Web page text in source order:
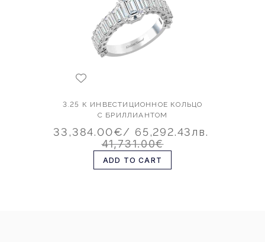
3.25 К ИНВЕСТИЦИОННОЕ КОЛЬЦО
С БРИЛЛИАНТОМ
33,384.00€/ 65,292.43лв.
41,731.00€
ADD TO CART